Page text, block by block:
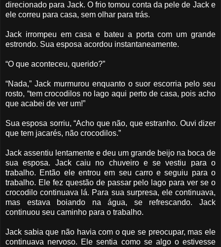
direcionado para Jack. O frio tomou conta da pele de Jack e
ele correu para casa, sem olhar para trás.
Jack irrompeu em casa e bateu a porta com um grande
estrondo. Sua esposa acordou instantaneamente.
“O que aconteceu, querido?”
“Nada,” Jack murmurou enquanto o suor escorria pelo seu
rosto, “tem crocodilos no lago aqui perto de casa, pois acho
que acabei de ver um!”
Sua esposa sorriu, “Acho que não, que estranho. Ouvi dizer
que tem jacarés, não crocodilos.”
Jack assentiu lentamente e deu um grande beijo na boca de
sua esposa. Jack caiu no chuveiro e se vestiu para o
trabalho. Então ele entrou em seu carro e seguiu para o
trabalho. Ele fez questão de passar pelo lago para ver se o
crocodilo continuava lá. Para sua surpresa, ele continuava,
mas estava boiando na água, se refrescando. Jack
continuou seu caminho para o trabalho.
Jack sabia que não havia com o que se preocupar, mas ele
continuava nervoso. Ele sentia como se algo o estivesse